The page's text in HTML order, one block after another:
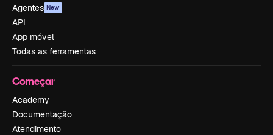
Agentes New
API
App móvel
Todas as ferramentas
Começar
Academy
Documentação
Atendimento